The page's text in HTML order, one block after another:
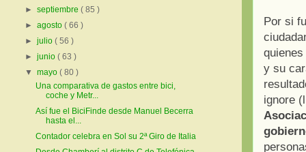
Por si
y su
ignore
►septiembre( 85 )
►agosto( 66 )
►julio( 56 )
►junio( 63 )
▼mayo( 80 )
Una comparativa de gastos entre bici,
coche y Metr...
Así fue el BiciFinde desde Manuel Becerra
hasta el...
Contador celebra en Sol su 2ª Giro de Italia